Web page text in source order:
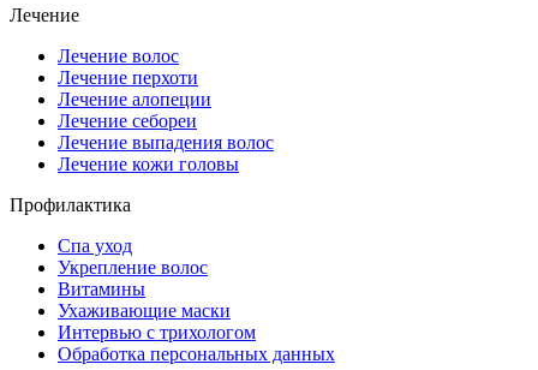
Лечение
Лечение волос
Лечение перхоти
Лечение алопеции
Лечение себореи
Лечение выпадения волос
Лечение кожи головы
Профилактика
Спа уход
Укрепление волос
Витамины
Ухаживающие маски
Интервью с трихологом
Обработка персональных данных